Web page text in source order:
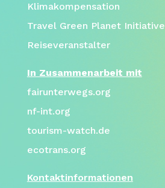
Klimakompensation
Travel Green Planet Initiative
Reiseveranstalter
In Zusammenarbeit mit
fairunterwegs.org
nf-int.org
tourism-watch.de
ecotrans.org
Kontaktinformationen